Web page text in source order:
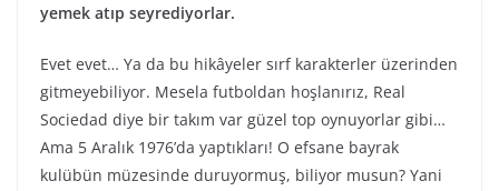
yemek atıp seyrediyorlar.
Evet evet… Ya da bu hikâyeler sırf karakterler üzerinden
gitmeyebiliyor. Mesela futboldan hoşlanırız, Real
Sociedad diye bir takım var güzel top oynuyorlar gibi…
Ama 5 Aralık 1976’da yaptıkları! O efsane bayrak
kulübün müzesinde duruyormuş, biliyor musun? Yani